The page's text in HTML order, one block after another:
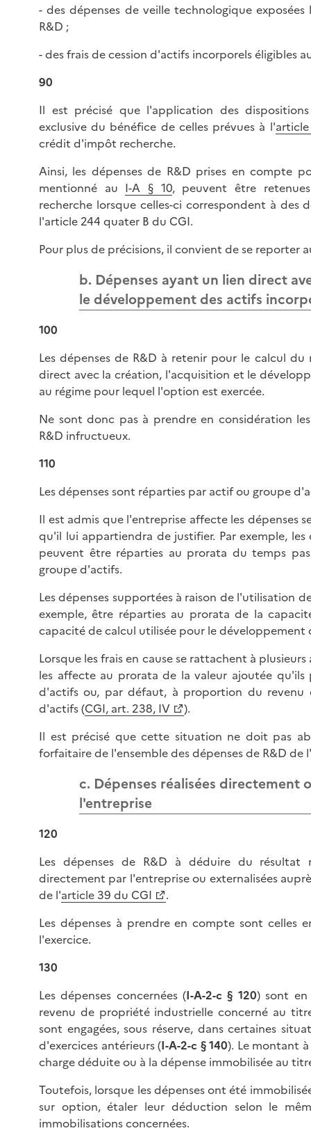
- des dépenses de veille technologique
R&D ;
- des frais de cession d'actifs incorporels éligibles
90
Il est précisé que l'application des
exclusive du bénéfice de celles prévues à l'
crédit d'impôt recherche.
Ainsi, les dépenses de R&D prises en compte
mentionné au I-A § 10, peuvent être
recherche lorsque celles-ci correspondent à des
l'article 244 quater B du CGI.
Pour plus de précisions, il convient de se reporter
b. Dépenses ayant un lien direct
le développement des actifs
100
Les dépenses de R&D à retenir pour le calcul
direct avec la création, l'acquisition et le
au régime pour lequel l'option est exercée.
Ne sont donc pas à prendre en considération
R&D infructueux.
110
Les dépenses sont réparties par actif ou groupe
Il est admis que l'entreprise affecte les dépenses
qu'il lui appartiendra de justifier. Par exemple,
peuvent être réparties au prorata du temps
groupe d'actifs.
Les dépenses supportées à raison de l'utilisation
exemple, être réparties au prorata de la
capacité de calcul utilisée pour le
Lorsque les frais en cause se rattachent à
les affecte au prorata de la valeur ajoutée
d'actifs ou, par défaut, à proportion du revenu
d'actifs (CGI, art. 238, IV
).
Il est précisé que cette situation ne doit pas
forfaitaire de l'ensemble des dépenses de R&D de
c. Dépenses réalisées directement
l'entreprise
120
Les dépenses de R&D à déduire du résultat
directement par l'entreprise ou externalisées
de l'article 39 du CGI
.
Les dépenses à prendre en compte sont celles
l'exercice.
130
Les dépenses concernées (I-A-2-c § 120) sont
revenu de propriété industrielle concerné au
sont engagées, sous réserve, dans certaines
d'exercices antérieurs (I-A-2-c § 140). Le montant
charge déduite ou à la dépense immobilisée au
Toutefois, lorsque les dépenses ont été
sur option, étaler leur déduction selon le
immobilisations concernées.